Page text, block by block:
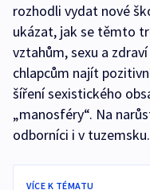
rozhodli vydat nové
ukázat, jak se těmto
vztahům, sexu a
chlapcům najít
šíření sexistického
„manosféry“. Na
odborníci i v tuzemsku.
VÍCE K TÉMATU